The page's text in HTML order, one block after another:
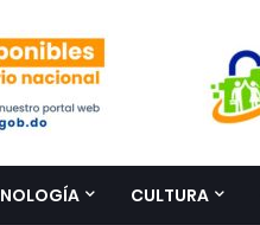
CULTURA